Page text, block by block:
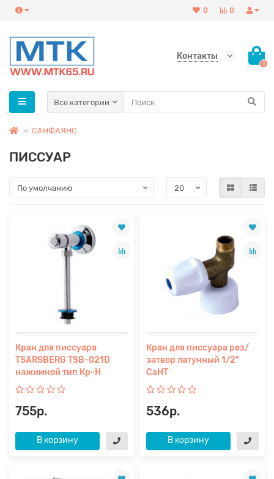
0
0
Контакты
0
Все категории
САНФАЯНС
ПИССУАР
Кран для писсуара
TSARSBERG TSB-021D
нажимной тип Кр-Н
755р.
В корзину
Кран для писсуара рез/
затвор латунный 1/2"
СаНТ
536р.
В корзину